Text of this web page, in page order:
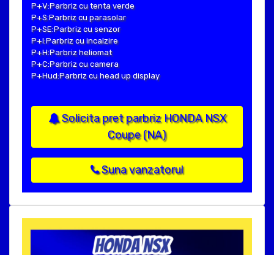
P+V:Parbriz cu tenta verde
P+S:Parbriz cu parasolar
P+SE:Parbriz cu senzor
P+I:Parbriz cu incalzire
P+H:Parbriz heliomat
P+C:Parbriz cu camera
P+Hud:Parbriz cu head up display
Solicita pret parbriz HONDA NSX
Coupe (NA)
Suna vanzatorul